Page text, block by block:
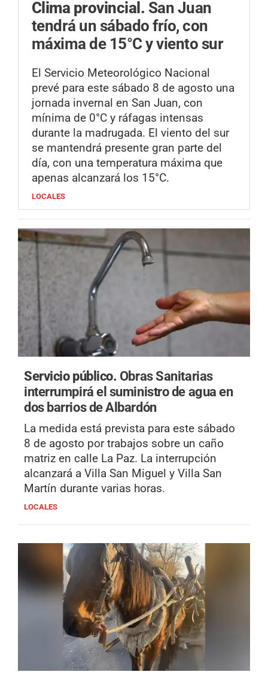
Clima provincial. San Juan
tendrá un sábado frío, con
máxima de 15°C y viento sur
El Servicio Meteorológico Nacional
prevé para este sábado 8 de agosto una
jornada invernal en San Juan, con
mínima de 0°C y ráfagas intensas
durante la madrugada. El viento del sur
se mantendrá presente gran parte del
día, con una temperatura máxima que
apenas alcanzará los 15°C.
LOCALES
Servicio público. Obras Sanitarias
interrumpirá el suministro de agua en
dos barrios de Albardón
La medida está prevista para este sábado
8 de agosto por trabajos sobre un caño
matriz en calle La Paz. La interrupción
alcanzará a Villa San Miguel y Villa San
Martín durante varias horas.
LOCALES